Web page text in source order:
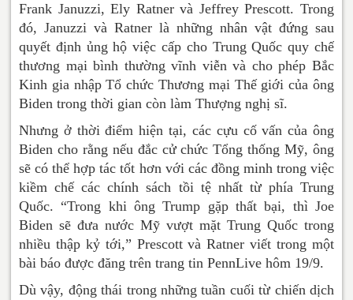
Frank Januzzi, Ely Ratner và Jeffrey Prescott. Trong
đó, Januzzi và Ratner là những nhân vật đứng sau
quyết định ủng hộ việc cấp cho Trung Quốc quy chế
thương mại bình thường vĩnh viễn và cho phép Bắc
Kinh gia nhập Tổ chức Thương mại Thế giới của ông
Biden trong thời gian còn làm Thượng nghị sĩ.
Nhưng ở thời điểm hiện tại, các cựu cố vấn của ông
Biden cho rằng nếu đắc cử chức Tổng thống Mỹ, ông
sẽ có thể hợp tác tốt hơn với các đồng minh trong việc
kiềm chế các chính sách tồi tệ nhất từ phía Trung
Quốc. “Trong khi ông Trump gặp thất bại, thì Joe
Biden sẽ đưa nước Mỹ vượt mặt Trung Quốc trong
nhiều thập kỷ tới,” Prescott và Ratner viết trong một
bài báo được đăng trên trang tin PennLive hôm 19/9.
Dù vậy, động thái trong những tuần cuối từ chiến dịch